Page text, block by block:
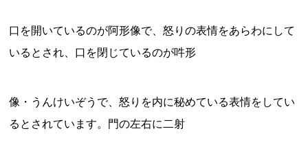
口を開いているのが阿形像で、怒りの表情をあらわにして
いるとされ、口を閉じているのが吽形
像・うんけいぞうで、怒りを内に秘めている表情をしてい
るとされています。門の左右に二射